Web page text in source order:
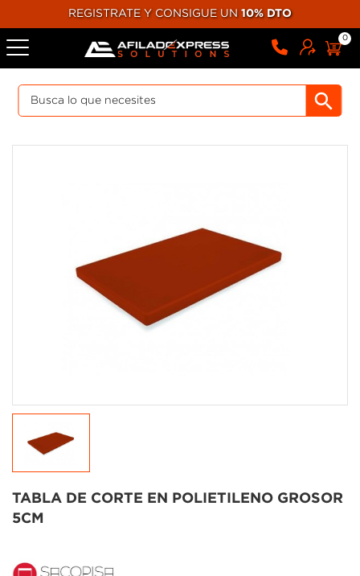
REGISTRATE Y CONSIGUE UN 10% DTO
0
TABLA DE CORTE EN POLIETILENO GROSOR
5CM